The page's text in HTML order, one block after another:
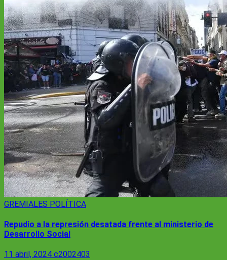
GREMIALES POLÍTICA
Repudio a la represión desatada frente al ministerio de
Desarrollo Social
11 abril, 2024 c2002403